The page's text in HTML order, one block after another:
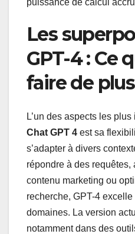
puissance de calcul
Les
GPT-4 : Ce
faire de plus
L’un des aspects les
Chat GPT 4 est sa
s’adapter à divers
répondre à des
contenu marketing ou
recherche, GPT-4
domaines. La version
notamment dans des